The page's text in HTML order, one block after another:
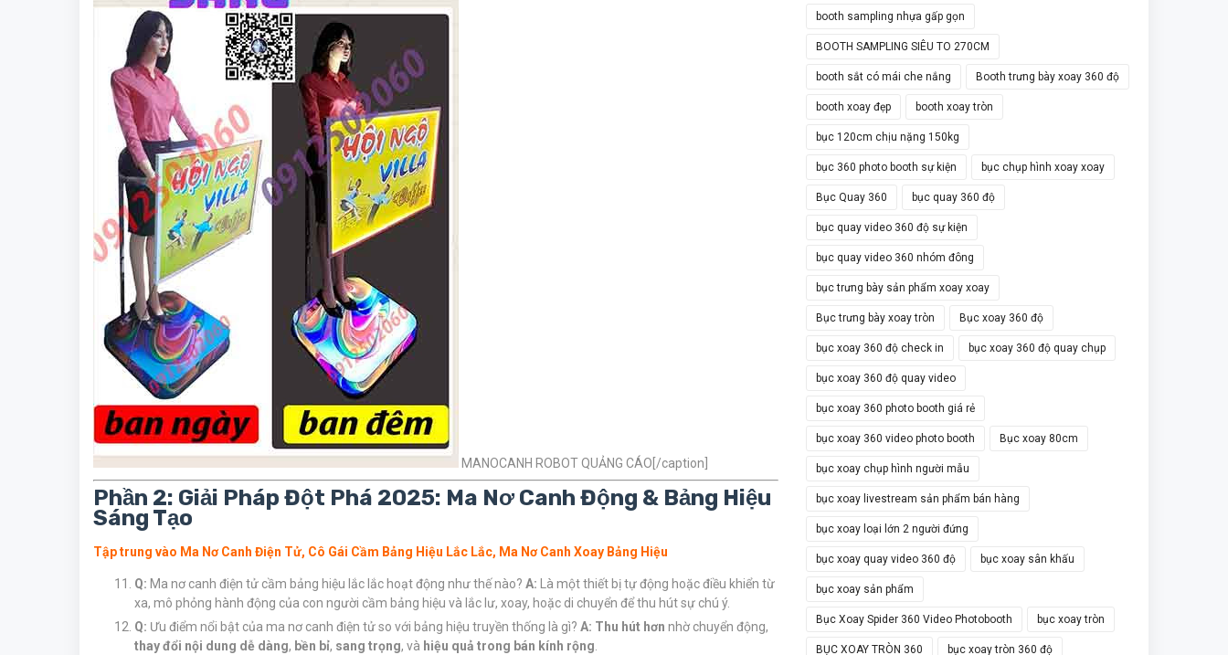
MANOCANH ROBOT QUẢNG CÁO[/caption]
Phần 2: Giải Pháp Đột Phá 2025: Ma Nơ Canh Động & Bảng Hiệu
Sáng Tạo
Tập trung vào Ma Nơ Canh Điện Tử, Cô Gái Cầm Bảng Hiệu Lắc Lắc, Ma Nơ Canh Xoay Bảng Hiệu
Q: Ma nơ canh điện tử cầm bảng hiệu lắc lắc hoạt động như thế nào? A: Là một thiết bị tự động hoặc điều khiển từ
xa, mô phỏng hành động của con người cầm bảng hiệu và lắc lư, xoay, hoặc di chuyển để thu hút sự chú ý.
Q: Ưu điểm nổi bật của ma nơ canh điện tử so với bảng hiệu truyền thống là gì? A: Thu hút hơn nhờ chuyển động,
thay đổi nội dung dễ dàng, bền bỉ, sang trọng, và hiệu quả trong bán kính rộng
booth sampling nhựa gấp gọn
BOOTH SAMPLING SIÊU TO 270CM
booth sắt có mái che nắng Booth trưng bày xoay 360 độ
booth xoay đẹp booth xoay tròn
bục 120cm chịu nặng 150kg
bục 360 photo booth sự kiện bục chụp hình xoay xoay
Bục Quay 360 bục quay 360 độ
bục quay video 360 độ sự kiện
bục quay video 360 nhóm đông
bục trưng bày sản phẩm xoay xoay
Bục trưng bày xoay tròn Bục xoay 360 độ
bục xoay 360 độ check in bục xoay 360 độ quay chụp
bục xoay 360 độ quay video
bục xoay 360 photo booth giá rẻ
bục xoay 360 video photo booth Bục xoay 80cm
bục xoay chụp hình người mẫu
bục xoay livestream sản phẩm bán hàng
bục xoay loại lớn 2 người đứng
bục xoay quay video 360 độ bục xoay sân khấu
bục xoay sản phẩm
Bục Xoay Spider 360 Video Photobooth bục xoay tròn
BỤC XOAY TRÒN 360 bục xoay tròn 360 độ